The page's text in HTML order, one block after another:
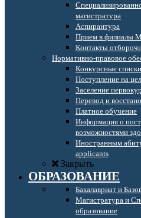
магистратура
Аспирантура
Прием в филиалы
Контакты
Нормативно-правовое
Конкурсные списки
Поступление на
Заселение
Перевод и
Платное обучение
Информация о
возможностями
Иностранным
applicants
Закрыть
ОБРАЗОВАНИЕ
Бакалавриат и
Магистратура и
образование